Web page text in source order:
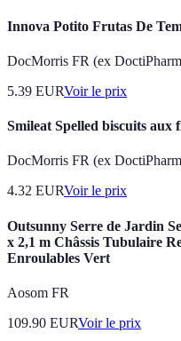
Innova Potito Frutas De
DocMorris FR (ex
5.39 EURVoir le prix
Smileat Spelled biscuits aux
DocMorris FR (ex
4.32 EURVoir le prix
Outsunny Serre de Jardin
x 2,1 m Châssis Tubulaire
Enroulables Vert
Aosom FR
109.90 EURVoir le prix